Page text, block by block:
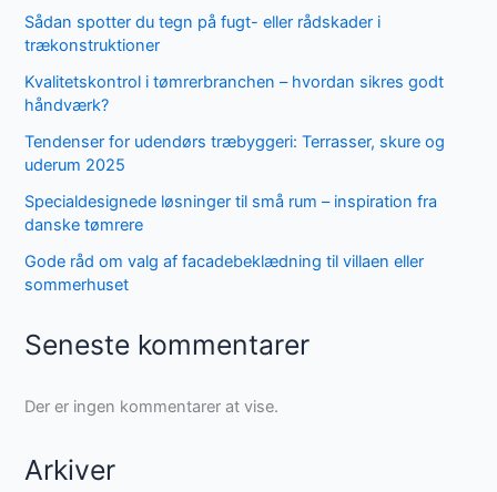
Sådan spotter du tegn på fugt- eller rådskader i
trækonstruktioner
Kvalitetskontrol i tømrerbranchen – hvordan sikres godt
håndværk?
Tendenser for udendørs træbyggeri: Terrasser, skure og
uderum 2025
Specialdesignede løsninger til små rum – inspiration fra
danske tømrere
Gode råd om valg af facadebeklædning til villaen eller
sommerhuset
Seneste kommentarer
Der er ingen kommentarer at vise.
Arkiver